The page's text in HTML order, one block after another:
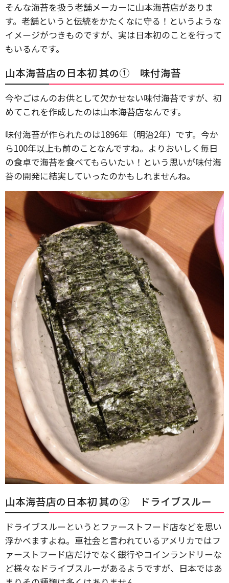
そんな海苔を扱う老舗メーカーに山本海苔店がありま
す。老舗というと伝統をかたくなに守る！というような
イメージがつきものですが、実は日本初のことを行って
もいるんです。
山本海苔店の日本初 其の① 味付海苔
今やごはんのお供として欠かせない味付海苔ですが、初
めてこれを作成したのは山本海苔店なんです。
味付海苔が作られたのは1896年（明治2年）です。今か
ら100年以上も前のことなんですね。よりおいしく毎日
の食卓で海苔を食べてもらいたい！という思いが味付海
苔の開発に結実していったのかもしれませんね。
山本海苔店の日本初 其の② ドライブスルー
ドライブスルーというとファーストフード店などを思い
浮かべますよね。車社会と言われているアメリカではフ
ァーストフード店だけでなく銀行やコインランドリーな
ど様々なドライブスルーがあるようですが、日本ではあ